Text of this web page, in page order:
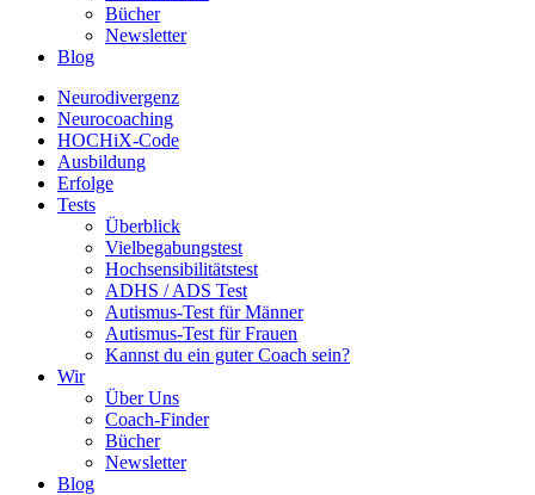
Bücher
Newsletter
Blog
Neurodivergenz
Neurocoaching
HOCHiX-Code
Ausbildung
Erfolge
Tests
Überblick
Vielbegabungstest
Hochsensibilitätstest
ADHS / ADS Test
Autismus-Test für Männer
Autismus-Test für Frauen
Kannst du ein guter Coach sein?
Wir
Über Uns
Coach-Finder
Bücher
Newsletter
Blog